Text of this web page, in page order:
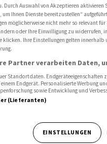
sich
Durch Auswahl von Akzeptieren
um Ihnen Dienste bereitzustellen“
möglicherweise nicht mehr so relevant
oder Ihre Einwilligung zu widerrufen,
klicken. Ihre Einstellungen gelten
Partner verarbeiten Daten,
Standortdaten.
Endgerät. Personalisierte Werbung
sowie Entwicklung und
(Lieferanten)
EINSTELLUNGEN